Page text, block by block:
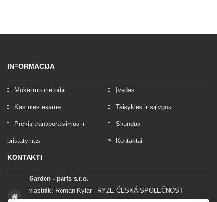
INFORMĀCIJA
Mokėjimo metodai Įvadas
Kas mes esame Taisyklės ir sąlygos
Prekių transportavimas ir
pristatymas
Skundas
Kontaktai
KONTAKTI
Garden - parts s.r.o.
vlastník: Roman Kylar - RYZE ČESKÁ SPOLEČNOST